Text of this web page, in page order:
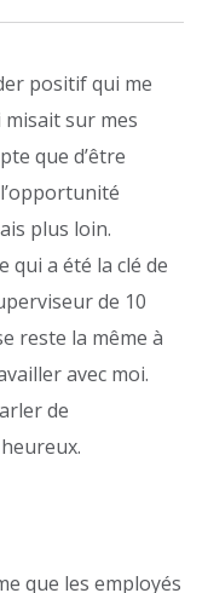
positif qui me
sur mes
que d’être
plus loin.
qui a été la clé de
de 10
reste la même à
avec moi.
de
que les employés